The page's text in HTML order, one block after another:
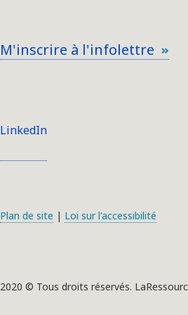
M'inscrire à l'infolettre
LinkedIn
Plan de site | Loi sur l'accessibilité
2020 © Tous droits réservés.